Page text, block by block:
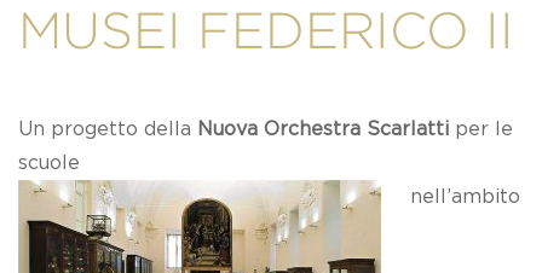
MUSEI FEDERICO II
Un progetto della Nuova Orchestra Scarlatti per le
scuole
nell’ambito